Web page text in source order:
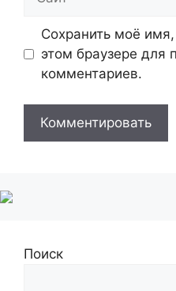
Сохранить моё
этом браузере для
комментариев.
Поиск